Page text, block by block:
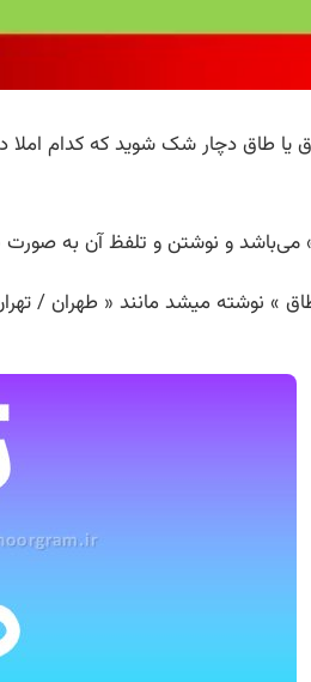
یا طاق دچار شک شوید که کدام
می‌باشد و نوشتن و تلفظ آن به صورت
» نوشته میشد مانند « طهران /